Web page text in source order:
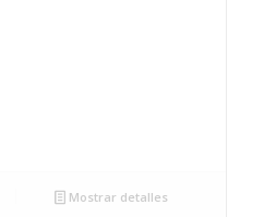
Mostrar detalles